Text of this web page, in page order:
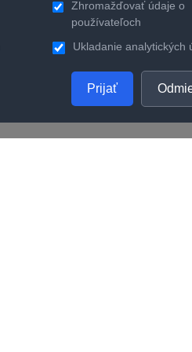
Zhromažďovať údaje o
používateľoch
Ukladanie analytických
Prijať